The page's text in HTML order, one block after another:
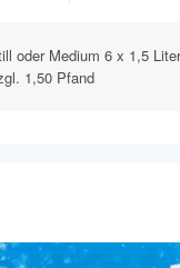
oder Medium 6 x 1,5
1,50 Pfand